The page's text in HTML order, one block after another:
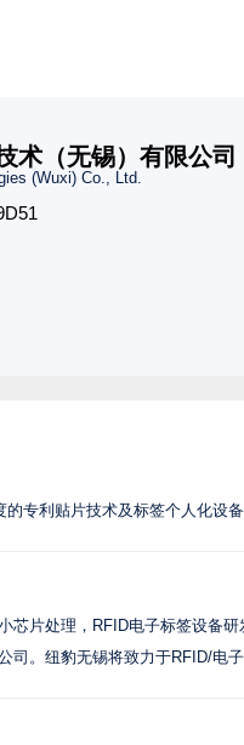
术（无锡）有限公司
(Wuxi) Co., Ltd.
专利贴片技术及标签个人化设备
芯片处理，RFID电子标签设备
。纽豹无锡将致力于RFID/电